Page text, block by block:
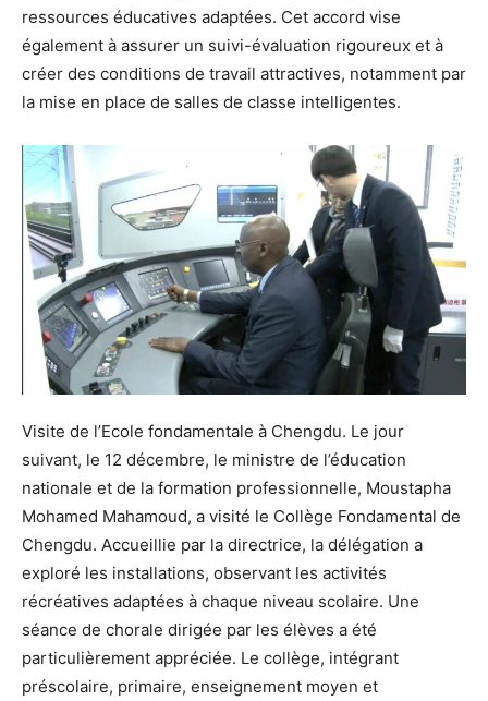
ressources éducatives adaptées. Cet accord vise
également à assurer un suivi-évaluation rigoureux et à
créer des conditions de travail attractives, notamment par
la mise en place de salles de classe intelligentes.
Visite de l’Ecole fondamentale à Chengdu. Le jour
suivant, le 12 décembre, le ministre de l’éducation
nationale et de la formation professionnelle, Moustapha
Mohamed Mahamoud, a visité le Collège Fondamental de
Chengdu. Accueillie par la directrice, la délégation a
exploré les installations, observant les activités
récréatives adaptées à chaque niveau scolaire. Une
séance de chorale dirigée par les élèves a été
particulièrement appréciée. Le collège, intégrant
préscolaire, primaire, enseignement moyen et